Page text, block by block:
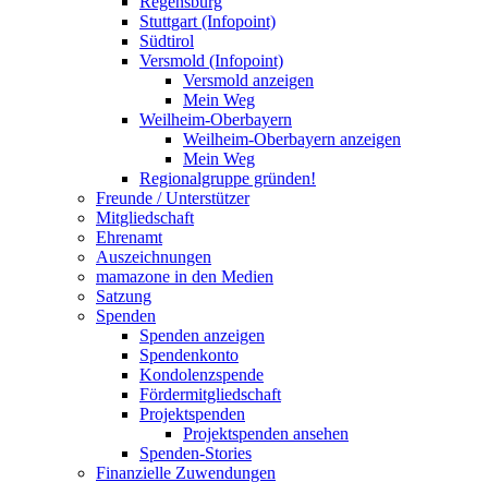
Stuttgart (Infopoint)
Südtirol
Versmold (Infopoint)
Versmold anzeigen
Mein Weg
Weilheim-Oberbayern
Weilheim-Oberbayern anzeigen
Mein Weg
Regionalgruppe gründen!
Freunde / Unterstützer
Mitgliedschaft
Ehrenamt
Auszeichnungen
mamazone in den Medien
Satzung
Spenden
Spenden anzeigen
Spendenkonto
Kondolenzspende
Fördermitgliedschaft
Projektspenden
Projektspenden ansehen
Spenden-Stories
Finanzielle Zuwendungen